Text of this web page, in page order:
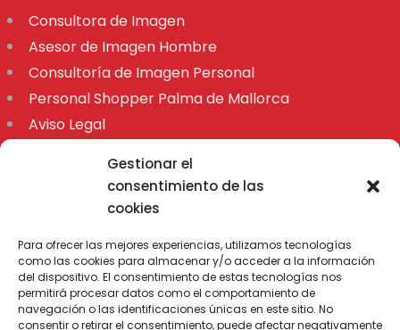
Gestionar el
consentimiento de las
cookies
Para ofrecer las mejores experiencias, utilizamos tecnologías
como las cookies para almacenar y/o acceder a la información
del dispositivo. El consentimiento de estas tecnologías nos
permitirá procesar datos como el comportamiento de
navegación o las identificaciones únicas en este sitio. No
consentir o retirar el consentimiento, puede afectar negativamente
Consultora de Imagen
Asesor de Imagen Hombre
Consultoría de Imagen Personal
Personal Shopper Palma de Mallorca
Aviso Legal